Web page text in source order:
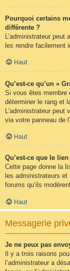
Pourquoi certains
différente ?
L’administrateur
les rendre facilement
Haut
Qu’est-ce qu’un «
Si vous êtes membre
déterminer le rang et
L’administrateur peut
via votre panneau de
Haut
Qu’est-ce que le
Cette page donne la
les administrateurs
forums qu’ils
Haut
Messagerie
Je ne peux pas
Il y a trois raisons
l’administrateur a